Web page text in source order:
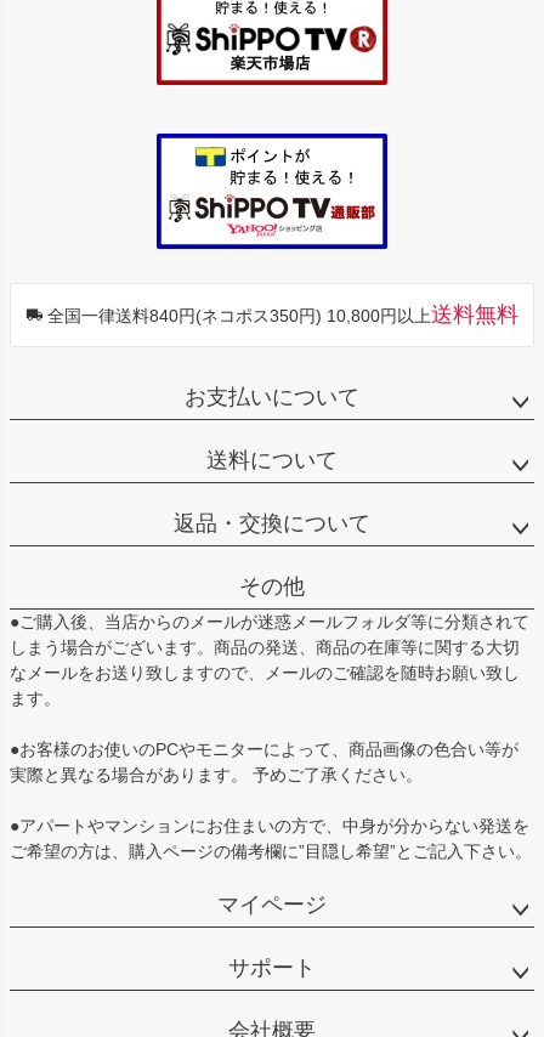
全国一律送料840円(ネコポス350円) 10,800円以上送料無料
お支払いについて
送料について
返品・交換について
その他
●ご購入後、当店からのメールが迷惑メールフォルダ等に分類されて
しまう場合がございます。商品の発送、商品の在庫等に関する大切
なメールをお送り致しますので、メールのご確認を随時お願い致し
ます。
●お客様のお使いのPCやモニターによって、商品画像の色合い等が
実際と異なる場合があります。 予めご了承ください。
●アパートやマンションにお住まいの方で、中身が分からない発送を
ご希望の方は、購入ページの備考欄に”目隠し希望”とご記入下さい。
マイページ
サポート
会社概要